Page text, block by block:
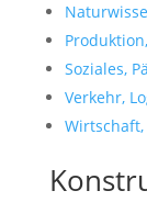
Soziales,
Verkehr,